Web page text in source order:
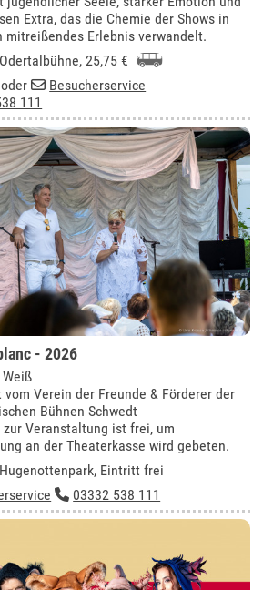
Extra, das die Chemie der Shows in
mitreißendes Erlebnis verwandelt.
Odertalbühne, 25,75 €
oder
Besucherservice
111
- 2026
vom Verein der Freunde & Förderer der
Bühnen Schwedt
Veranstaltung ist frei, um
an der Theaterkasse wird gebeten.
Eintritt frei
03332 538 111